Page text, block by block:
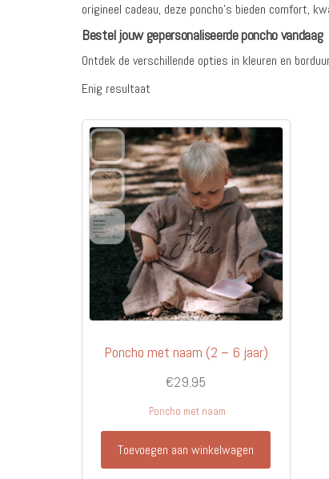
origineel cadeau, deze poncho’s bieden comfort,
Bestel jouw gepersonaliseerde poncho vandaag
Ontdek de verschillende opties in kleuren en
Enig resultaat
Poncho met naam (2 – 6 jaar)
€29.95
Poncho met naam
Toevoegen aan winkelwagen